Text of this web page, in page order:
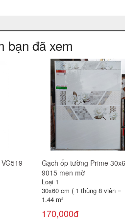
bạn đã xem
Gạch ốp tường Prime
9015 men mờ
Loại 1
30x60 cm ( 1 thùng 8 viên =
1.44 m²
170,000đ